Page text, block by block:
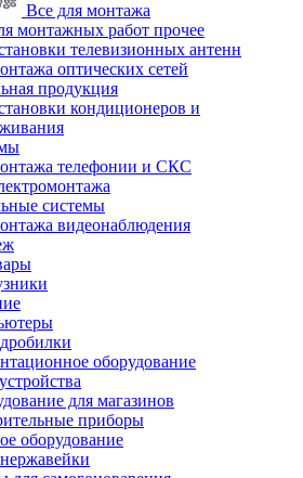
Все для монтажа
монтажных работ прочее
телевизионных антенн
оптических сетей
продукция
кондиционеров и
телефонии и СКС
системы
видеонаблюдения
оборудование
для магазинов
приборы
оборудование